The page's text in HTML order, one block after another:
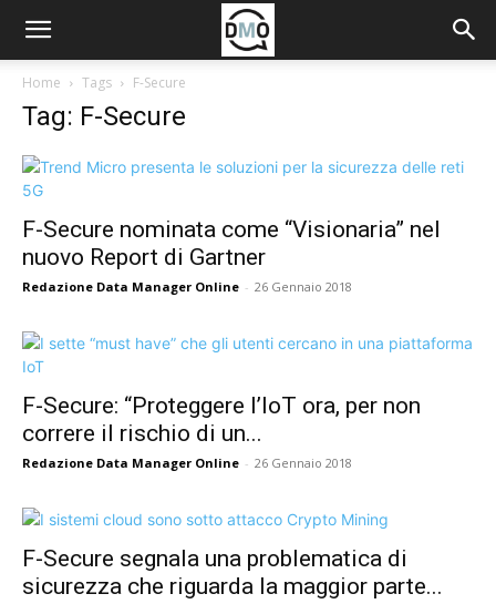
Home Tags F-Secure
Tag: F-Secure
F-Secure nominata come “Visionaria” nel
nuovo Report di Gartner
Redazione Data Manager Online - 26 Gennaio 2018
F-Secure: “Proteggere l’IoT ora, per non
correre il rischio di un...
Redazione Data Manager Online - 26 Gennaio 2018
F-Secure segnala una problematica di
sicurezza che riguarda la maggior parte...